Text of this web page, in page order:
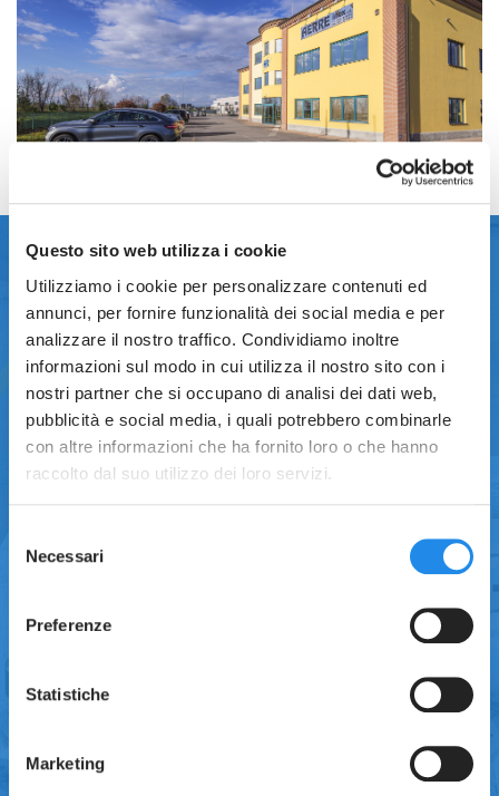
Questo sito web utilizza i cookie
Utilizziamo i cookie per personalizzare contenuti ed
annunci, per fornire funzionalità dei social media e per
analizzare il nostro traffico. Condividiamo inoltre
informazioni sul modo in cui utilizza il nostro sito con i
nostri partner che si occupano di analisi dei dati web,
pubblicità e social media, i quali potrebbero combinarle
con altre informazioni che ha fornito loro o che hanno
raccolto dal suo utilizzo dei loro servizi.
delNecessari
Preferenze
Statistiche
Marketing
Processo verificato.
Aerre Inox si distingue per l’alta qualità
dei
prodotti, riconosciuta a livello globale e garantita
da un articolato sistema di controllo dell’intera
catena produttiva, dalla fabbricazione in
accordo alle norme cGMP, dalla completa
fornire tutta la documentazione necessaria ai
Tra le certificazioni disponibili: dichiarazioni di
secondo
USP Class VI
certificazione ATEX secondo la Direttiva Europea
2014/34/EU e certificazione PED in accordo alla